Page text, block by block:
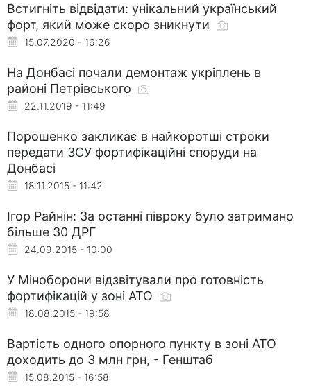
Встигніть відвідати: унікальний український
форт, який може скоро зникнути
15.07.2020 - 16:26
На Донбасі почали демонтаж укріплень в
районі Петрівського
22.11.2019 - 11:49
Порошенко закликає в найкоротші строки
передати ЗСУ фортифікаційні споруди на
Донбасі
18.11.2015 - 11:42
Ігор Райнін: За останні півроку було затримано
більше 30 ДРГ
24.09.2015 - 10:00
У Міноборони відзвітували про готовність
фортифікацій у зоні АТО
18.08.2015 - 19:58
Вартість одного опорного пункту в зоні АТО
доходить до 3 млн грн, - Генштаб
15.08.2015 - 16:58